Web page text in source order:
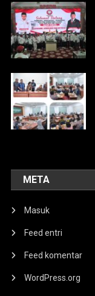
META
Masuk
Feed entri
Feed komentar
WordPress.org